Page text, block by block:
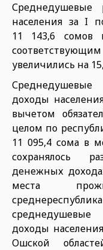
Среднедушевые
населения за I
11 143,6
увеличились на
доходы
вычетом
целом по
11 095,4 сома в
сохранялось
денежных
места
доходы
Ошской